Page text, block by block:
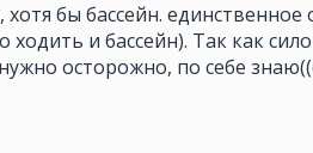
бы бассейн.
и бассейн). Так как
осторожно, по себе